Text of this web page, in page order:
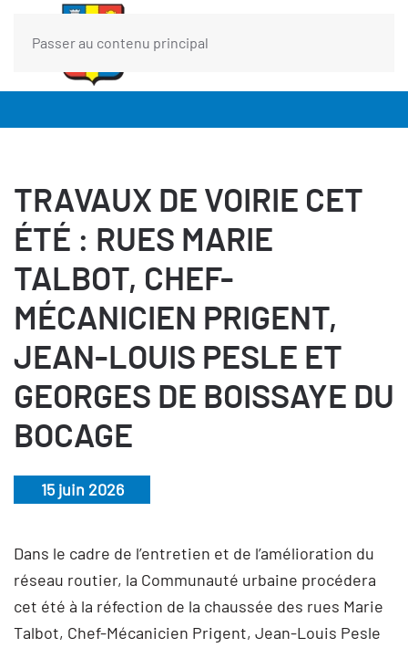
Passer au contenu principal
TRAVAUX DE VOIRIE CET
ÉTÉ : RUES MARIE
TALBOT, CHEF-
MÉCANICIEN PRIGENT,
JEAN-LOUIS PESLE ET
GEORGES DE BOISSAYE DU
BOCAGE
15 juin 2026
Dans le cadre de l’entretien et de l’amélioration du
réseau routier, la Communauté urbaine procédera
cet été à la réfection de la chaussée des rues Marie
Talbot, Chef-Mécanicien Prigent, Jean-Louis Pesle